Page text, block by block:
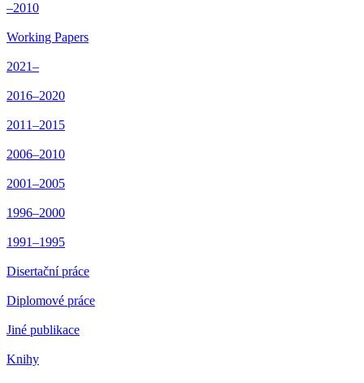
–2010
Working Papers
2021–
2016–2020
2011–2015
2006–2010
2001–2005
1996–2000
1991–1995
Disertační práce
Diplomové práce
Jiné publikace
Knihy